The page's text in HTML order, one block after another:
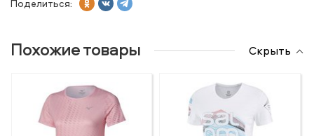
Поделиться:
Похожие товары Скрыть